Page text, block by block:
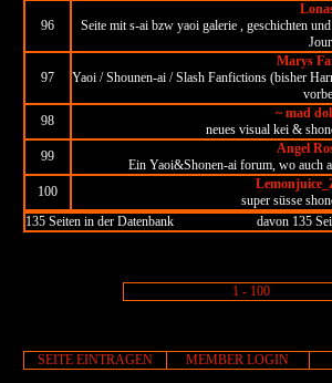
96
Seite mit s-ai bzw yaoi galerie , geschichten
97
Marys
Yaoi / Shounen-ai / Slash Fanfictions (bisher
98
~ mad
neues visual kei &
99
Angel
Ein Yaoi&Shonen-ai forum, wo auch
100
super süsse
135 Seiten in der Datenbank
davon 135
1 - 100
SEITE EINTRAGEN MEMBER LOGIN